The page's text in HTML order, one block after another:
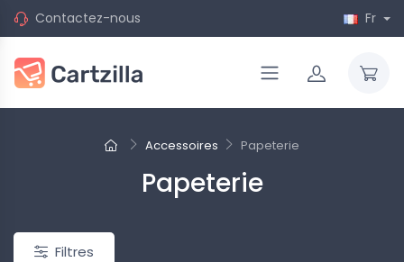
Contactez-nous Fr
Accessoires Papeterie
Papeterie
Filtres